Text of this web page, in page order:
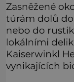
Zasněžené
túrám dolů
nebo do
lokálními
Kaiserwinkl
vynikajících